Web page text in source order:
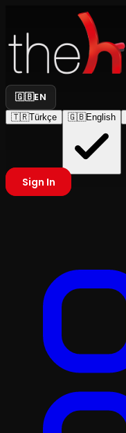
🇬🇧EN
🇹🇷Türkçe 🇬🇧English
Sign In